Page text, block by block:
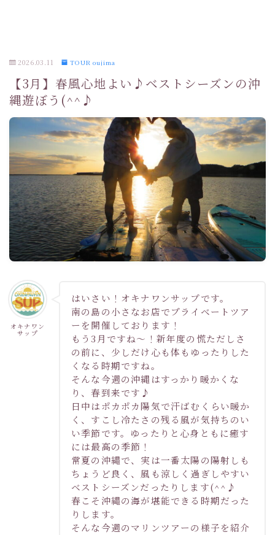
2026.03.11 TOUR oujima
【3月】春風心地よい♪ベストシーズンの沖
縄遊ぼう(^^♪
オキナワン
サップ
はいさい！オキナワンサップです。
南の島の小さなお店でプライベートツア
ーを開催しております！
もう3月ですね～！新年度の慌ただしさ
の前に、少しだけ心も体もゆったりした
くなる時期ですね。
そんな今週の沖縄はすっかり暖かくな
り、春到来です♪
日中はポカポカ陽気で汗ばむくらい暖か
く、すこし冷たさの残る風が気持ちのい
い季節です。ゆったりと心身ともに癒す
には最高の季節！
常夏の沖縄で、実は一番太陽の陽射しも
ちょうど良く、風も涼しく過ぎしやすい
ベストシーズンだったりします(^^♪
春こそ沖縄の海が堪能できる時期だった
りします。
そんな今週のマリンツアーの様子を紹介